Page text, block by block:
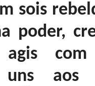
sois
poder,
uns aos